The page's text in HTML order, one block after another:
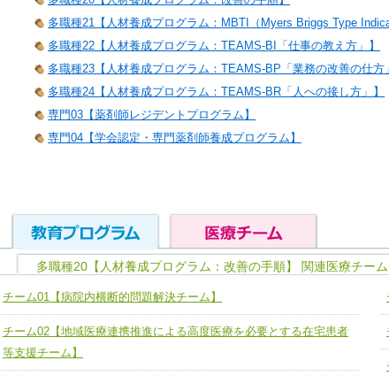
多職種21【人材養成プログラム：MBTI（Myers Briggs Type
多職種22【人材養成プログラム：TEAMS-BI「仕事の教え方」】
多職種23【人材養成プログラム：TEAMS-BP「業務の改善の仕方
多職種24【人材養成プログラム：TEAMS-BR「人への接し方」】
専門03【薬剤師レジデントプログラム】
専門04【学会認定・専門薬剤師養成プログラム】
ユニット１ 医療人としての基礎能力
全人的医療を実践する医療人として、必要な基礎能力を身につ
ける
チーム01【病院内横断的問題解決チーム】
チーム02【地域医療連携推進による高度医療を必要とする在
宅患者等支援チーム】
多職種20【人材養成プログラム：改善の手順】 関連医療チー
チーム01【病院内横断的問題解決チーム】
チーム02【地域医療連携推進による高度医療を必要とする在宅患者
等支援チーム】